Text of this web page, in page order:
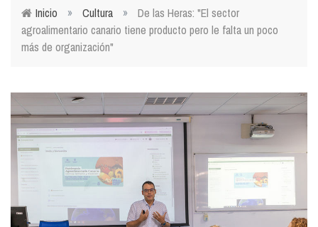
Usted está aquí
Inicio » Cultura »
De las Heras: "El sector
agroalimentario canario tiene producto pero le falta un poco
más de organización"